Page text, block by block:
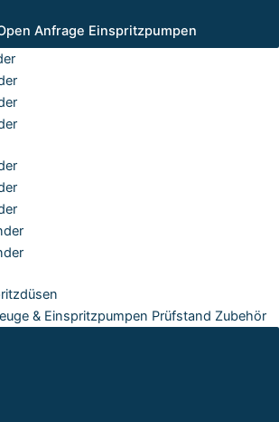
Anfrage Einspritzpumpen
& Einspritzpumpen Prüfstand Zubehör